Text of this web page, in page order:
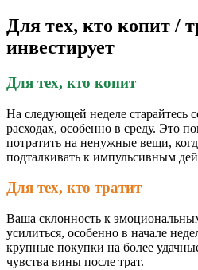
Для тех, кто копит /
инвестирует
Для тех, кто копит
На следующей неделе старайтесь
расходах, особенно в среду. Это
потратить на ненужные вещи,
подталкивать к импульсивным
Для тех, кто тратит
Ваша склонность к
усилиться, особенно в начале
крупные покупки на более
чувства вины после трат.